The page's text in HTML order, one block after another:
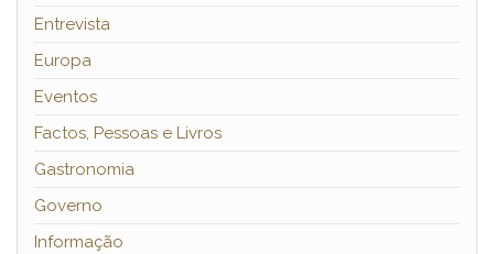
Entrevista
Europa
Eventos
Factos, Pessoas e Livros
Gastronomia
Governo
Informação